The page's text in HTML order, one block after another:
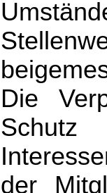
Die
der